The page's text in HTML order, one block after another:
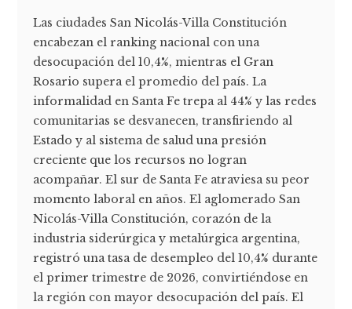
Las ciudades San Nicolás-Villa Constitución
encabezan el ranking nacional con una
desocupación del 10,4%, mientras el Gran
Rosario supera el promedio del país. La
informalidad en Santa Fe trepa al 44% y las redes
comunitarias se desvanecen, transfiriendo al
Estado y al sistema de salud una presión
creciente que los recursos no logran
acompañar. El sur de Santa Fe atraviesa su peor
momento laboral en años. El aglomerado San
Nicolás-Villa Constitución, corazón de la
industria siderúrgica y metalúrgica argentina,
registró una tasa de desempleo del 10,4% durante
el primer trimestre de 2026, convirtiéndose en
la región con mayor desocupación del país. El